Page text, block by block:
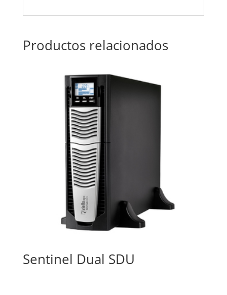
Productos relacionados
Sentinel Dual SDU